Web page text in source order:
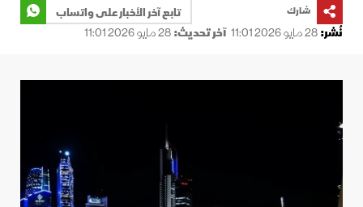
شارك
تابع آخر الأخبار على واتساب
نُشر:28 مايو 2026 11:01 آخر تحديث:28 مايو 2026 11:01